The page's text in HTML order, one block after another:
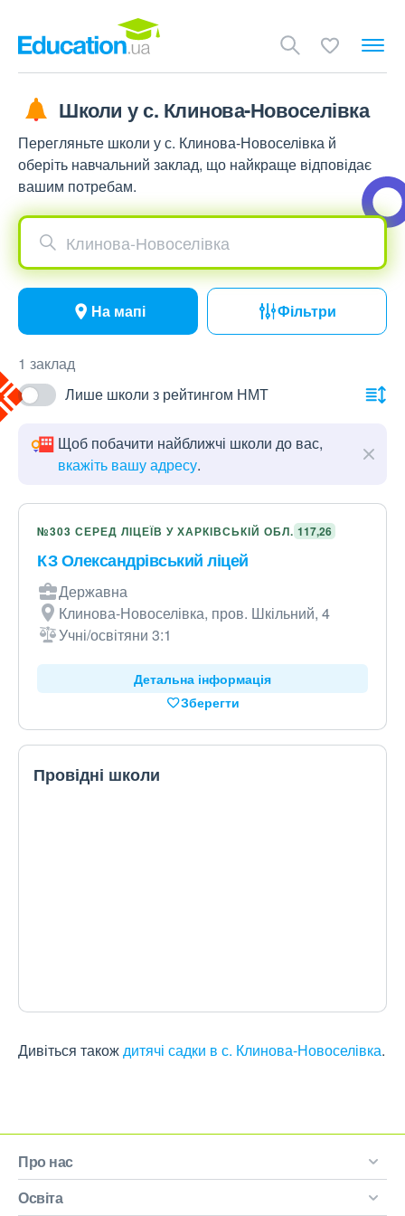
Школи у с. Клинова-Новоселівка
Перегляньте школи у с. Клинова-Новоселівка й
оберіть навчальний заклад, що найкраще відповідає
вашим потребам.
Клинова-Новоселівка
На мапі Фільтри
1 заклад
Лише школи з рейтингом НМТ
Щоб побачити найближчі школи до вас,
вкажіть вашу адресу.
№303 СЕРЕД ЛІЦЕЇВ У ХАРКІВСЬКІЙ ОБЛ. 117,26
КЗ Олександрівський ліцей
Державна
Клинова-Новоселівка, пров. Шкільний, 4
Учні/освітяни 3:1
Детальна інформація
Зберегти
Провідні школи
Дивіться такождитячі садки в с. Клинова-Новоселівка.
Про нас
Освіта